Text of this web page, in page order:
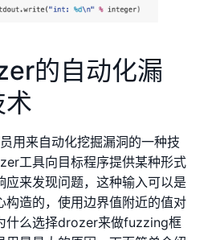
的自动化漏
用来自动化挖掘漏洞的一种技
工具向目标程序提供某种形式
应来发现问题，这种输入可以是
构造的，使用边界值附近的值对
什么选择drozer来做fuzzing框